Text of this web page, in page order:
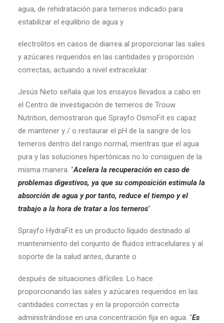
agua, de rehidratación para terneros indicado para
estabilizar el equilibrio de agua y
electrolitos en casos de diarrea al proporcionar las sales
y azúcares requeridos en las cantidades y proporción
correctas, actuando a nivel extracelular.
Jesús Nieto señala que los ensayos llevados a cabo en
el Centro de investigación de terneros de Trouw
Nutrition, demostraron que Sprayfo OsmoFit es capaz
de mantener y / o restaurar el pH de la sangre de los
terneros dentro del rango normal, mientras que el agua
pura y las soluciones hipertónicas no lo consiguen de la
misma manera. “Acelera la recuperación en caso de
problemas digestivos, ya que su composición estimula la
absorción de agua y por tanto, reduce el tiempo y el
trabajo a la hora de tratar a los terneros”.
Sprayfo HydraFit es un producto líquido destinado al
mantenimiento del conjunto de fluidos intracelulares y al
soporte de la salud antes, durante o
después de situaciones difíciles. Lo hace
proporcionando las sales y azúcares requeridos en las
cantidades correctas y en la proporción correcta
administrándose en una concentración fija en agua. “Es